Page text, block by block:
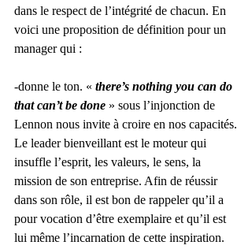
dans le respect de l’intégrité de chacun. En
voici une proposition de définition pour un
manager qui :
-donne le ton. « there’s nothing you can do
that can’t be done » sous l’injonction de
Lennon nous invite à croire en nos capacités.
Le leader bienveillant est le moteur qui
insuffle l’esprit, les valeurs, le sens, la
mission de son entreprise. Afin de réussir
dans son rôle, il est bon de rappeler qu’il a
pour vocation d’être exemplaire et qu’il est
lui même l’incarnation de cette inspiration.